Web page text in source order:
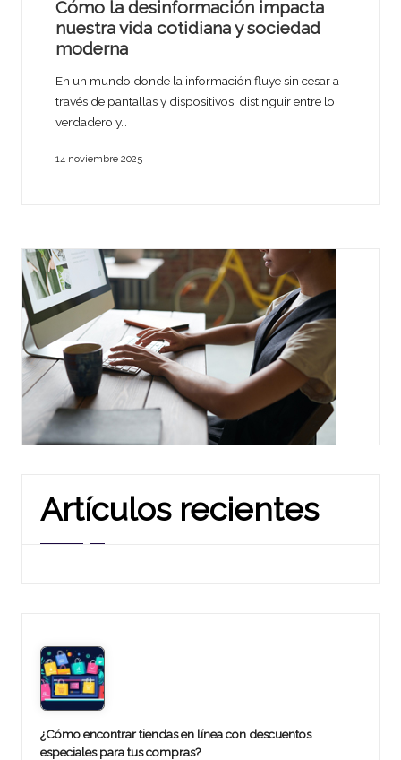
Cómo la desinformación impacta
nuestra vida cotidiana y sociedad
moderna
En un mundo donde la información fluye sin cesar a
través de pantallas y dispositivos, distinguir entre lo
verdadero y…
14 noviembre 2025
Artículos recientes
¿Cómo encontrar tiendas en línea con descuentos
especiales para tus compras?